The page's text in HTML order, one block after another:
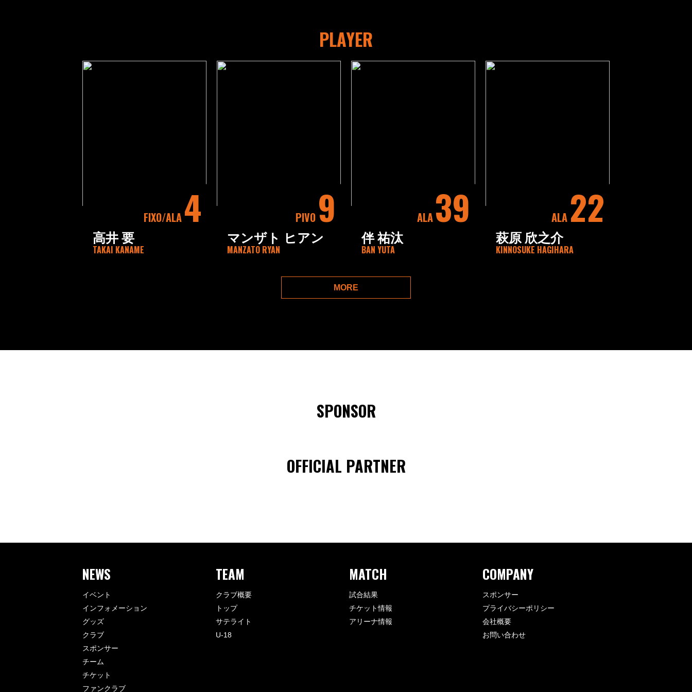
PLAYER
FIXO ALA 4
高井 要
TAKAI KANAME
PIVO 9
マンザト ヒアン
MANZATO RYAN
ALA 39
伴 祐汰
BAN YUTA
ALA 22
萩原 欣之介
KINNOSUKE HAGIHARA
MORE
SPONSOR
OFFICIAL PARTNER
NEWS
イベント
インフォメーション
グッズ
クラブ
スポンサー
チーム
チケット
ファンクラブ
TEAM
クラブ概要
トップ
サテライト
U-18
MATCH
試合結果
チケット情報
アリーナ情報
COMPANY
スポンサー
プライバシーポリシー
会社概要
お問い合わせ